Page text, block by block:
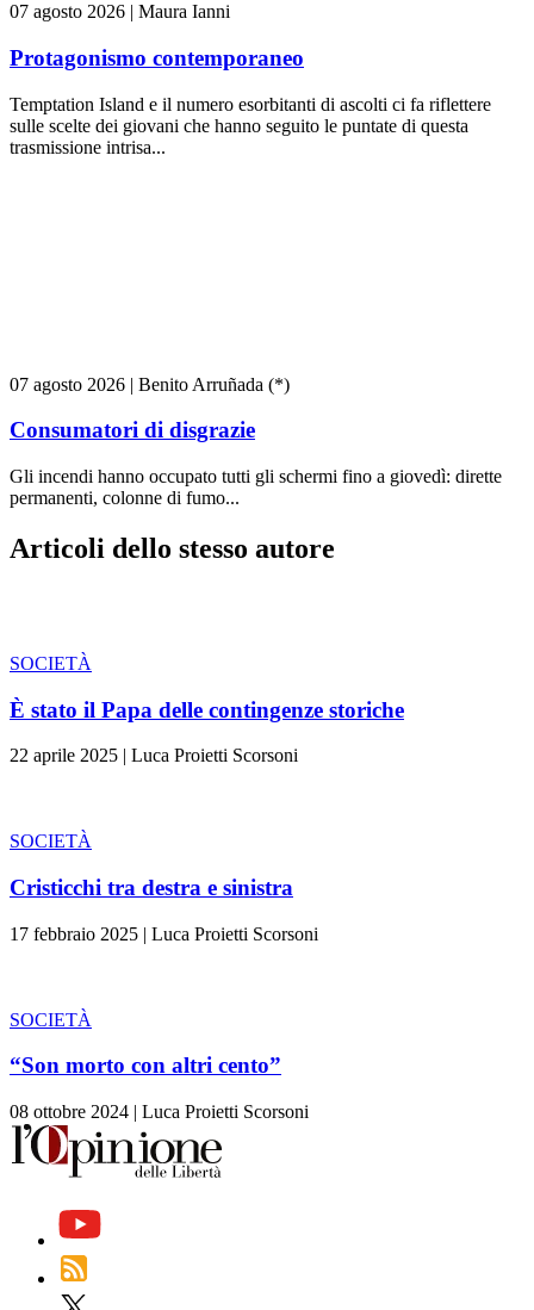
07 agosto 2026 | Maura Ianni
Protagonismo contemporaneo
Temptation Island e il numero esorbitanti di ascolti ci fa riflettere
sulle scelte dei giovani che hanno seguito le puntate di questa
trasmissione intrisa...
07 agosto 2026 | Benito Arruñada (*)
Consumatori di disgrazie
Gli incendi hanno occupato tutti gli schermi fino a giovedì: dirette
permanenti, colonne di fumo...
Articoli dello stesso autore
SOCIETÀ
È stato il Papa delle contingenze storiche
22 aprile 2025 | Luca Proietti Scorsoni
SOCIETÀ
Cristicchi tra destra e sinistra
17 febbraio 2025 | Luca Proietti Scorsoni
SOCIETÀ
“Son morto con altri cento”
08 ottobre 2024 | Luca Proietti Scorsoni